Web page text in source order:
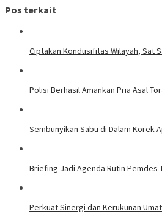
Pos terkait
Ciptakan Kondusifitas Wilayah, Sat
Polisi Berhasil Amankan Pria Asal
Sembunyikan Sabu di Dalam Korek
Briefing Jadi Agenda Rutin Pemdes
Perkuat Sinergi dan Kerukunan